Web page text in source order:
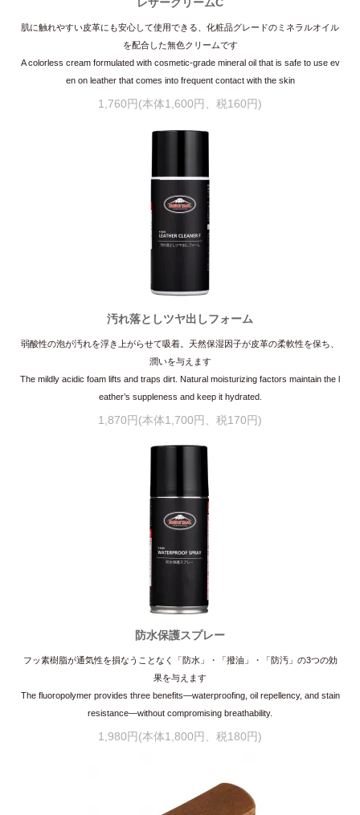
レザークリームC
肌に触れやすい皮革にも安心して使用できる、化粧品グレードのミネラルオイル
を配合した無色クリームです
A colorless cream formulated with cosmetic-grade mineral oil that is safe to use ev
en on leather that comes into frequent contact with the skin
1,760円(本体1,600円、税160円)
汚れ落としツヤ出しフォーム
弱酸性の泡が汚れを浮き上がらせて吸着。天然保湿因子が皮革の柔軟性を保ち、
潤いを与えます
The mildly acidic foam lifts and traps dirt. Natural moisturizing factors maintain the l
eather’s suppleness and keep it hydrated.
1,870円(本体1,700円、税170円)
防水保護スプレー
フッ素樹脂が通気性を損なうことなく「防水」・「撥油」・「防汚」の3つの効
果を与えます
The fluoropolymer provides three benefits—waterproofing, oil repellency, and stain
resistance—without compromising breathability.
1,980円(本体1,800円、税180円)